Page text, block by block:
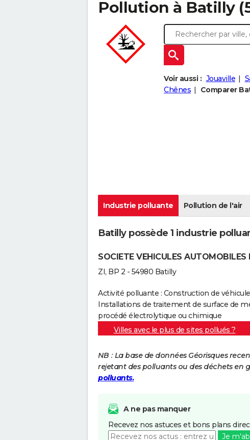
Pollution à Batilly
Voir aussi : Jouaville
Chênes
Comparer
Industrie polluante Pollution de l'air
Batilly possède 1 industrie
SOCIETE VEHICULES AUTOMOBILES
ZI, BP 2 - 54980 Batilly
Activité polluante : Construction de
Installations de traitement de surface de
procédé électrolytique ou chimique
Villes avec le plus de sites pollués ?
NB : La base de données Géorisques
rejetant des polluants ou des déchets en
polluants.
A ne pas manquer
Recevez nos astuces et bons plans
Je